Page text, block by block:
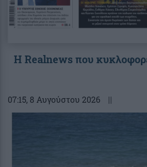
Η Realnews που
07:15, 8 Αυγούστου 2026 ||